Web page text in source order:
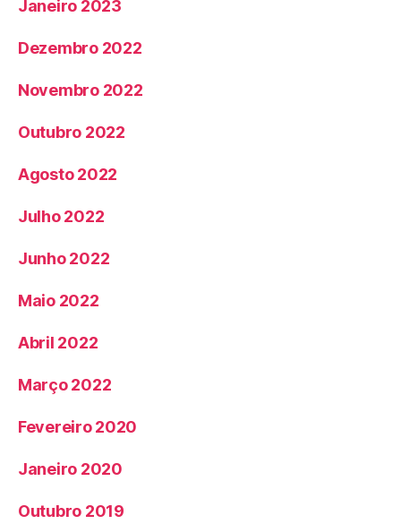
Janeiro 2023
Dezembro 2022
Novembro 2022
Outubro 2022
Agosto 2022
Julho 2022
Junho 2022
Maio 2022
Abril 2022
Março 2022
Fevereiro 2020
Janeiro 2020
Outubro 2019